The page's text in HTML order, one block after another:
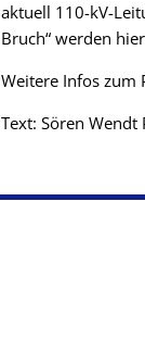
aktuell 110-kV-
Bruch“ werden
Weitere Infos zum
Text: Sören Wendt